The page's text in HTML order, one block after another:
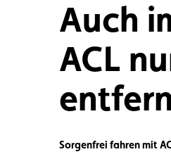
Vorschläge
Mitglied
Auch
ACL
Sorgenfrei fahren mit